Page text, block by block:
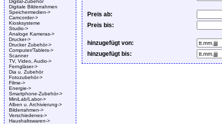
Digital-Zubehör
Digitale Bilderrahmen
Speichermedien->
Camcorder->
Kiosksysteme
Studio->
Analoge Kameras->
Drucker->
Drucker Zubehör->
Computer/Tablets->
Scanner
TV, Video, Audio->
Ferngläser->
Dia u. Zubehör
Fotozubehör->
Filme->
Energie->
Smartphone-Zubehör->
MiniLab/Labor->
Alben u. Archivierung->
Bilderrahmen->
Verschiedenes->
Haushaltswaren->
Preis ab:
Preis bis:
hinzugefügt von:
hinzugefügt bis: